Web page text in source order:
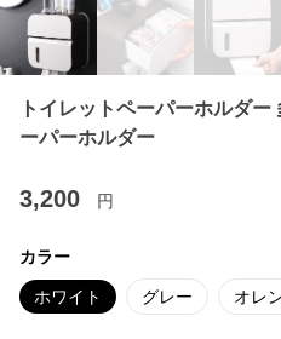
トイレットペーパーホルダ
ーパーホルダー
3,200 円
カラー
ホワイト グレー オレ